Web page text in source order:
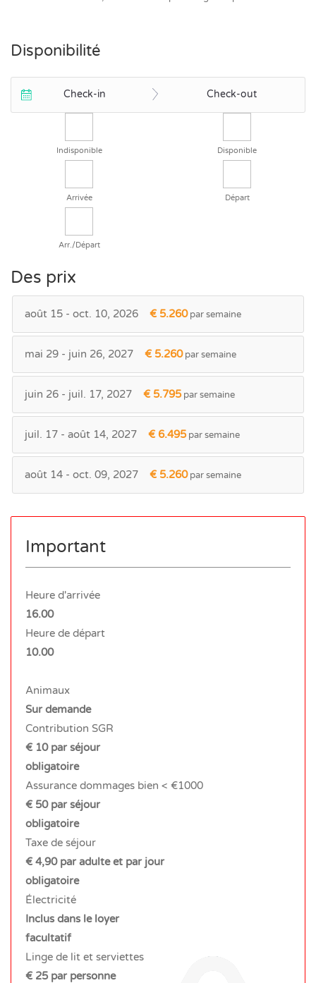
Disponibilité
Check-in Check-out
Indisponible Disponible
Arrivée Départ
Arr./Départ
Des prix
août 15 - oct. 10, 2026 € 5.260par semaine
mai 29 - juin 26, 2027 € 5.260par semaine
juin 26 - juil. 17, 2027 € 5.795par semaine
juil. 17 - août 14, 2027 € 6.495par semaine
août 14 - oct. 09, 2027 € 5.260par semaine
Important
Heure d'arrivée
16.00
Heure de départ
10.00
Animaux
Sur demande
Contribution SGR
€ 10 par séjour
obligatoire
Assurance dommages bien < €1000
€ 50 par séjour
obligatoire
Taxe de séjour
€ 4,90 par adulte et par jour
obligatoire
Électricité
Inclus dans le loyer
facultatif
Linge de lit et serviettes
€ 25 par personne